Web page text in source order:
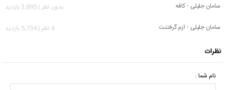
سامان جلیلی - کافه
بدون نظر | 3,895 بازدید
سامان جلیلی - ازم گرفتنت
4 نظر | 5,734 بازدید
نظرات
نام شما :